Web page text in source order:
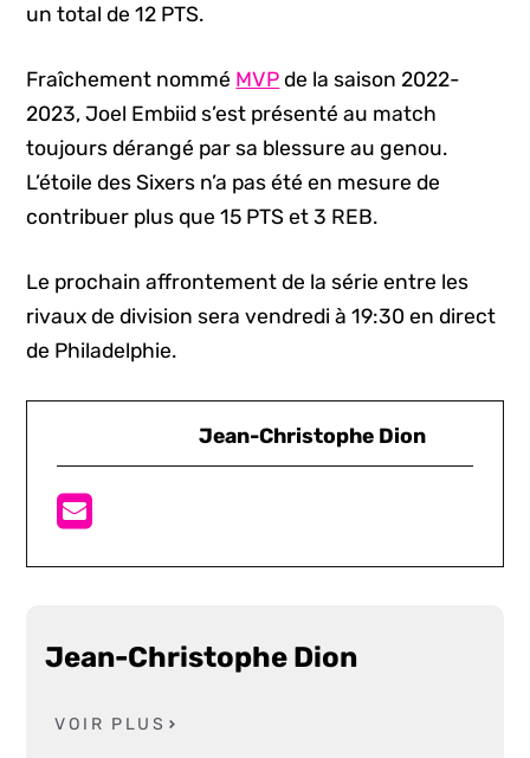
un total de 12 PTS.
Fraîchement nommé MVP de la saison 2022-
2023, Joel Embiid s’est présenté au match
toujours dérangé par sa blessure au genou.
L’étoile des Sixers n’a pas été en mesure de
contribuer plus que 15 PTS et 3 REB.
Le prochain affrontement de la série entre les
rivaux de division sera vendredi à 19:30 en direct
de Philadelphie.
Jean-Christophe Dion
Jean-Christophe Dion
VOIR PLUS